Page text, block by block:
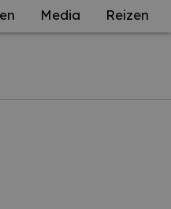
Media Reizen